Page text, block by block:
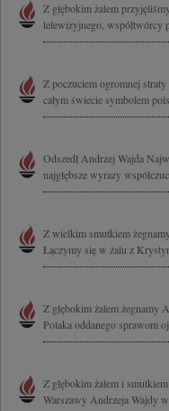
Z głębokim żalem
telewizyjnego, współtwórcy
Z poczuciem ogromnej
całym świecie symbolem
Odszedł Andrzej Wajda
najgłębsze wyrazy
Z wielkim smutkiem
Łączymy się w żalu z
Z głębokim żalem żegnamy
Polaka oddanego sprawom
Z głębokim żalem i
Warszawy Andrzeja Wajdy